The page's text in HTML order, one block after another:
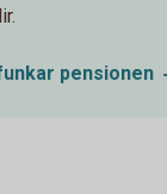
pensionen